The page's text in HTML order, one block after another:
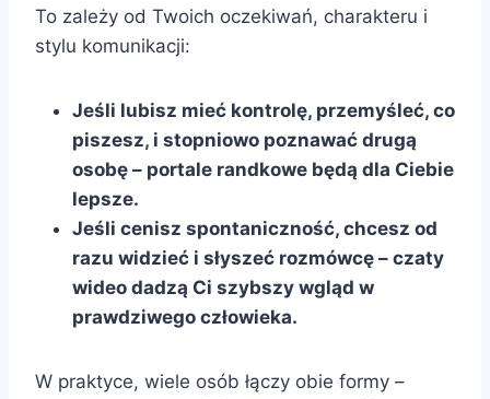
To zależy od Twoich oczekiwań, charakteru i
stylu komunikacji:
Jeśli lubisz mieć kontrolę, przemyśleć, co
piszesz, i stopniowo poznawać drugą
osobę – portale randkowe będą dla Ciebie
lepsze.
Jeśli cenisz spontaniczność, chcesz od
razu widzieć i słyszeć rozmówcę – czaty
wideo dadzą Ci szybszy wgląd w
prawdziwego człowieka.
W praktyce, wiele osób łączy obie formy –